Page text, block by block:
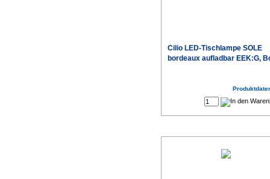
Cilio LED-Tischlampe SOLE
bordeaux aufladbar EEK:G,